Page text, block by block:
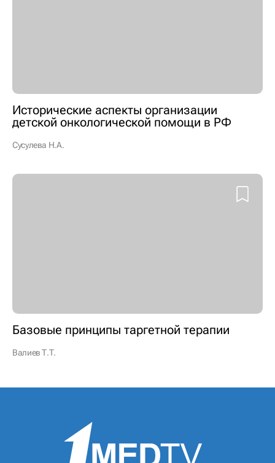
Исторические аспекты организации
детской онкологической помощи в РФ
Сусулева Н.А.
Базовые принципы таргетной терапии
Валиев Т.Т.